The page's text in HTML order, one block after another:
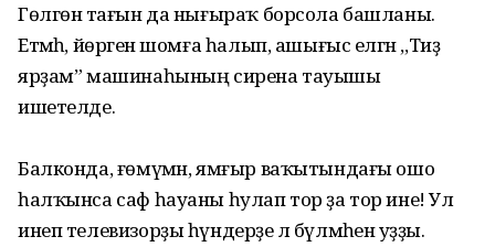
Гөлгөнә тағын да нығыраҡ борсола башланы.
Етмәһә, йөрәген шомға һалып, ашығыс елгән ,,Тиҙ
ярҙам” машинаһының сирена тауышы
ишетелде.
Балконда, ғөмүмән, ямғыр ваҡытындағы ошо
һалҡынса саф һауаны һулап тор ҙа тор ине! Ул
инеп телевизорҙы һүндерҙе лә бүлмәһенә уҙҙы.